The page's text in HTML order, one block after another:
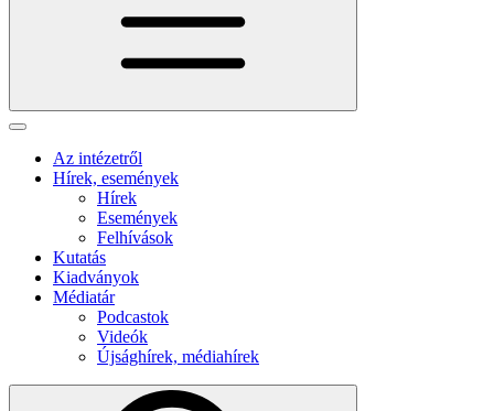
Az intézetről
Hírek, események
Hírek
Események
Felhívások
Kutatás
Kiadványok
Médiatár
Podcastok
Videók
Újsághírek, médiahírek